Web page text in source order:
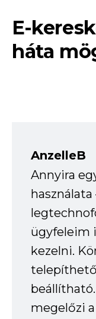
E-
háta
AnzelleB
Annyira
használata
ügyfeleim
kezelni.
megelőzi